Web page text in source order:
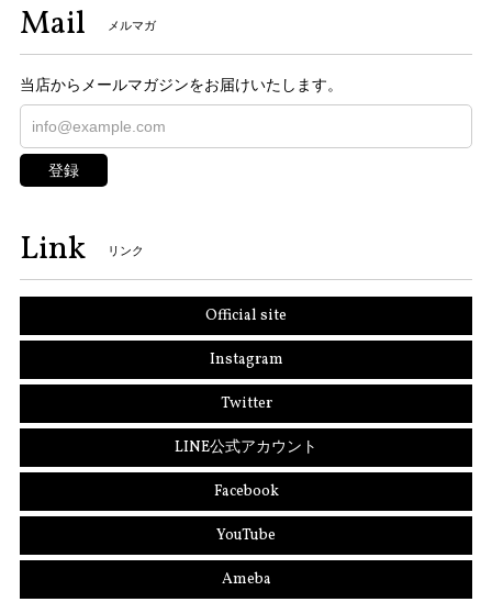
Mail メルマガ
当店からメールマガジンをお届けいたします。
登録
Link リンク
Official site
Instagram
Twitter
LINE公式アカウント
Facebook
YouTube
Ameba